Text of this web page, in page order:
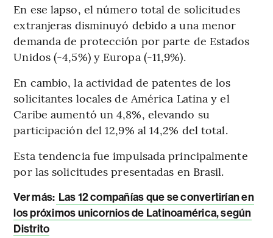
En ese lapso, el número total de solicitudes
extranjeras disminuyó debido a una menor
demanda de protección por parte de Estados
Unidos (-4,5%) y Europa (-11,9%).
En cambio, la actividad de patentes de los
solicitantes locales de América Latina y el
Caribe aumentó un 4,8%, elevando su
participación del 12,9% al 14,2% del total.
Esta tendencia fue impulsada principalmente
por las solicitudes presentadas en Brasil.
Ver más: Las 12 compañías que se convertirían en
los próximos unicornios de Latinoamérica, según
Distrito